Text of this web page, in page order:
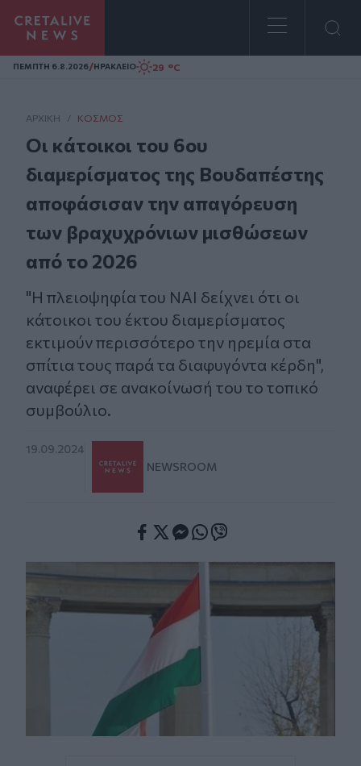
Homepage
ΠΕΜΠΤΗ 6.8.2026/ΗΡΑΚΛΕΙΟ 29 °C
ΑΡΧΙΚΗ / ΚΌΣΜΟΣ
Οι κάτοικοι του 6ου
διαμερίσματος της Βουδαπέστης
αποφάσισαν την απαγόρευση
των βραχυχρόνιων μισθώσεων
από το 2026
"Η πλειοψηφία του ΝΑΙ δείχνει ότι οι
κάτοικοι του έκτου διαμερίσματος
εκτιμούν περισσότερο την ηρεμία στα
σπίτια τους παρά τα διαφυγόντα κέρδη",
αναφέρει σε ανακοίνωσή του το τοπικό
συμβούλιο.
19.09.2024
NEWSROOM